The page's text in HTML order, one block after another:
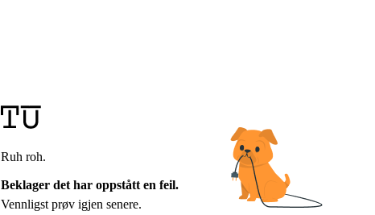
Ruh roh.
Beklager det har oppstått en feil.
Vennligst prøv igjen senere.